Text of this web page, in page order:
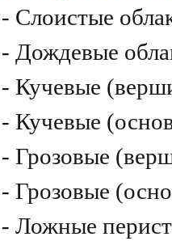
- Слоистые
- Дождевые
- Кучевые
- Кучевые
- Грозовые
- Грозовые
- Ложные